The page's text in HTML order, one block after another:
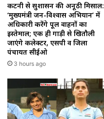
कटनी से सुशासन की अनूठी मिसाल:
‘मुख्यमंत्री जन-विश्वास अभियान’ में
अधिकारी करेंगे पूल वाहनों का
इस्तेमाल; एक ही गाड़ी से खितौली
जाएंगे कलेक्टर, एसपी व जिला
पंचायत सीईओ
3 hours ago